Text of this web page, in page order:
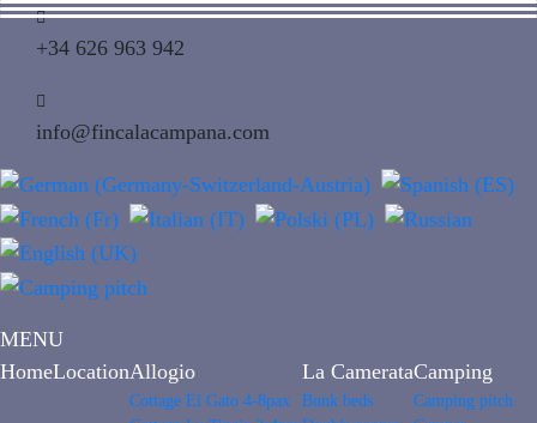
+34 626 963 942
info@fincalacampana.com
MENU
HomeLocationAllogio
Cottage El Gato 4-8pax
La Camerata
Bunk beds
Camping
Camping pitch